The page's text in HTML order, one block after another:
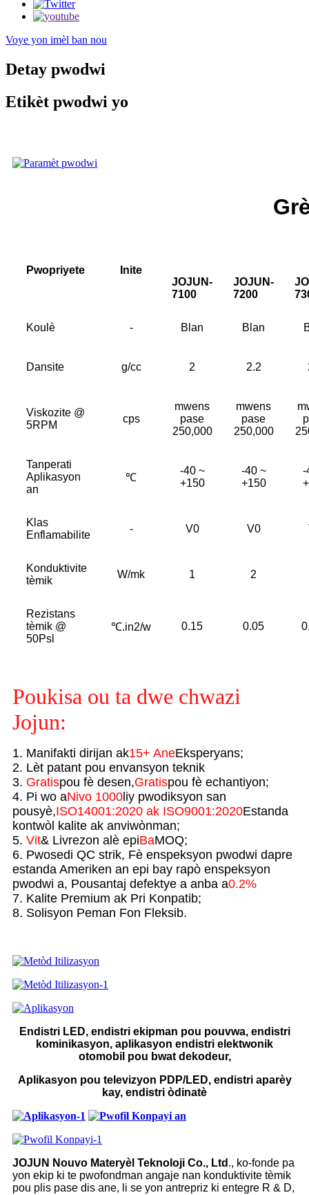
Voye yon imèl ban nou
Detay pwodwi
Etikèt pwodwi yo
Pwopriyete
Inite
JOJUN-
7100
JOJUN-
7200
Koulè - Blan Blan
Dansite g/cc 2 2.2
Viskozite @
5RPM
cps
mwens
pase
250,000
mwens
pase
250,000
Tanperati
Aplikasyon
an
℃
-40 ~
+150
-40 ~
+150
-
Klas
Enflamabilite
- V0 V0
Konduktivite
tèmik
W/mk 1 2
Rezistans
tèmik @
50Psl
℃.in2/w 0.15 0.05
Poukisa ou ta dwe chwazi
Jojun:
1. Manifakti dirijan ak15+ AneEksperyans;
2. Lèt patant pou envansyon teknik
3. Gratispou fè desen,Gratispou fè echantiyon;
4. Pi wo aNivo 1000liy pwodiksyon san
pousyè,ISO14001:2020 ak ISO9001:2020Estanda
kontwòl kalite ak anviwònman;
5. Vit& Livrezon alè epiBaMOQ;
6. Pwosedi QC strik, Fè enspeksyon pwodwi dapre
estanda Ameriken an epi bay rapò enspeksyon
pwodwi a, Pousantaj defektye a anba a0.2%
7. Kalite Premium ak Pri Konpatib;
8. Solisyon Peman Fon Fleksib.
Endistri LED, endistri ekipman pou pouvwa, endistri
kominikasyon, aplikasyon endistri elektwonik
otomobil pou bwat dekodeur,
Aplikasyon pou televizyon PDP/LED, endistri aparèy
kay, endistri òdinatè
JOJUN Nouvo Materyèl Teknoloji Co., Ltd ., ko-fonde pa
yon ekip ki te pwofondman angaje nan konduktivite tèmik
pou plis pase dis ane, li se yon antrepriz ki entegre R & D,